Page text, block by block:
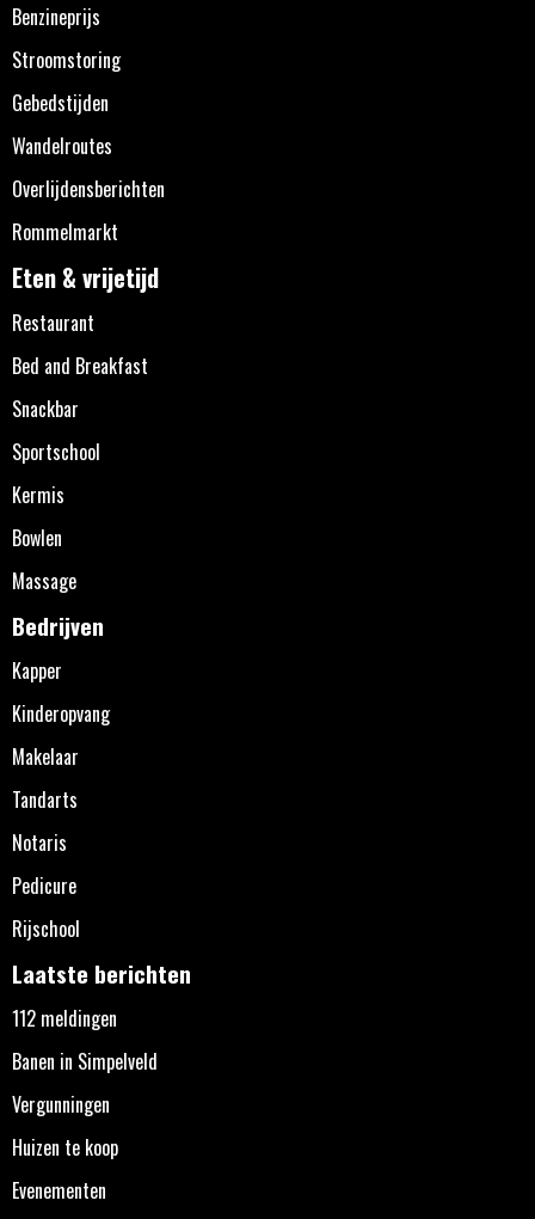
Benzineprijs
Stroomstoring
Gebedstijden
Wandelroutes
Overlijdensberichten
Rommelmarkt
Eten & vrijetijd
Restaurant
Bed and Breakfast
Snackbar
Sportschool
Kermis
Bowlen
Massage
Bedrijven
Kapper
Kinderopvang
Makelaar
Tandarts
Notaris
Pedicure
Rijschool
Laatste berichten
112 meldingen
Banen in Simpelveld
Vergunningen
Huizen te koop
Evenementen